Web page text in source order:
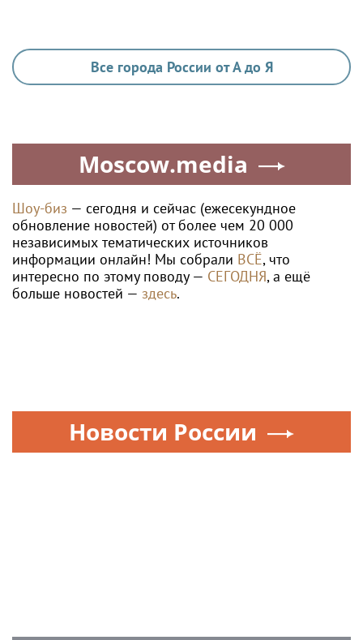
Все города России от А до Я
Moscow.media
Шоу-биз — сегодня и сейчас (ежесекундное
обновление новостей) от более чем 20 000
независимых тематических источников
информации онлайн! Мы собрали ВСЁ, что
интересно по этому поводу — СЕГОДНЯ, а ещё
больше новостей — здесь.
Новости России